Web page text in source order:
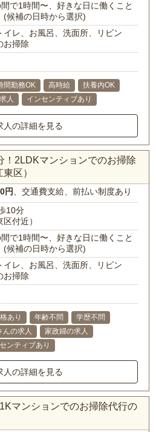
で1時間〜、好きな日に働くこと
(候補の日時から選択)
イレ、お風呂、洗面所、リビン
お掃除
間勤務OK 高時給
扶養内OK
人 インセンティブあり
人の詳細を見る
！2LDKマンションでのお掃除
区）
円 、交通費支給、前払い制度あり
10分
区付近）
で1時間〜、好きな日に働くこと
(候補の日時から選択)
イレ、お風呂、洗面所、リビン
お掃除
あり 年齢不問
学歴不問
んの求人
家政婦の求人
ンティブあり
人の詳細を見る
マンションでのお掃除代行の